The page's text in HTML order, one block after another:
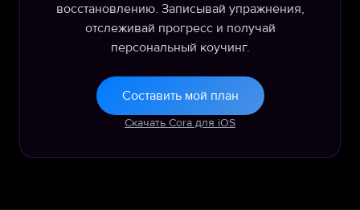
восстановлению. Записывай упражнения,
отслеживай прогресс и получай
персональный коучинг.
Составить мой план
Скачать Cora для iOS